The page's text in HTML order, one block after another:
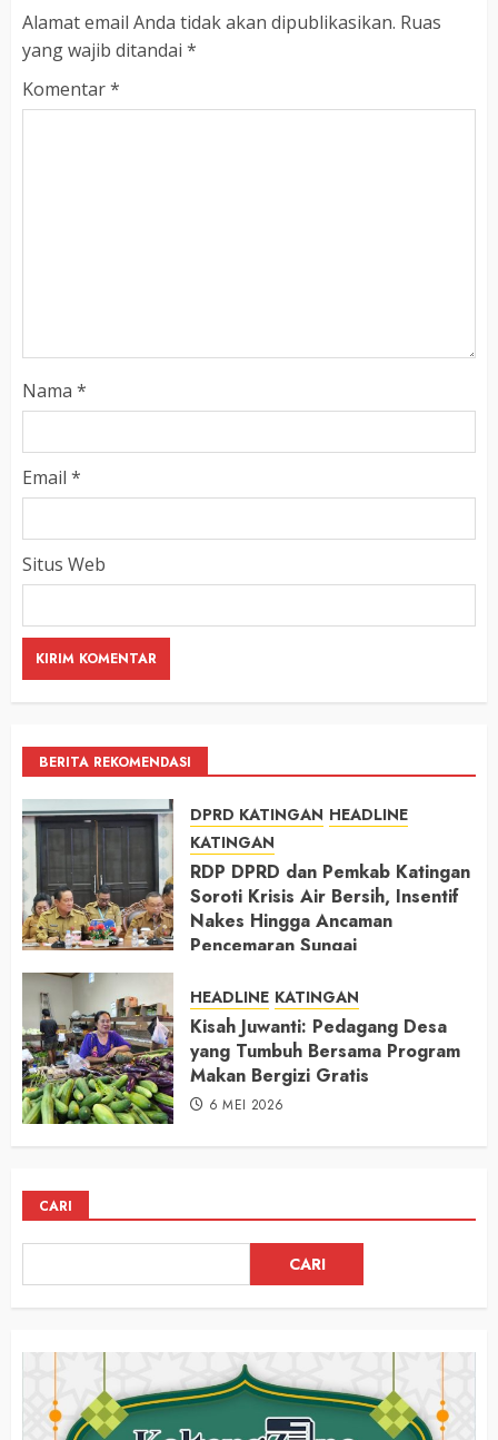
Alamat email Anda tidak akan dipublikasikan. Ruas
yang wajib ditandai *
Komentar*
Nama *
Email *
Situs Web
BERITA REKOMENDASI
DPRD KATINGAN HEADLINE
KATINGAN
RDP DPRD dan Pemkab Katingan
Soroti Krisis Air Bersih, Insentif
Nakes Hingga Ancaman
Pencemaran Sungai
HEADLINE KATINGAN
Kisah Juwanti: Pedagang Desa
yang Tumbuh Bersama Program
Makan Bergizi Gratis
6 MEI 2026
CARI
CARI